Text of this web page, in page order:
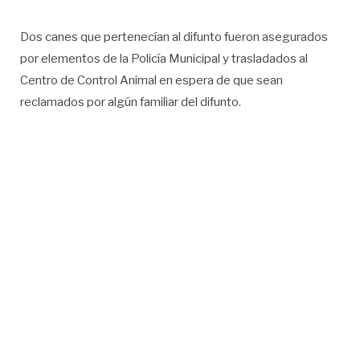
Dos canes que pertenecían al difunto fueron asegurados
por elementos de la Policía Municipal y trasladados al
Centro de Control Animal en espera de que sean
reclamados por algún familiar del difunto.